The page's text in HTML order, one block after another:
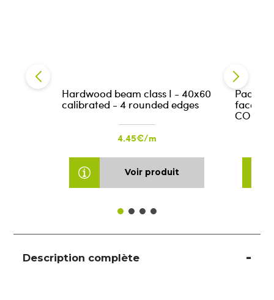
Hardwood beam class I - 40x60
calibrated - 4 rounded edges
4.45€/m
Voir produit
Padouk
face -
Description complète